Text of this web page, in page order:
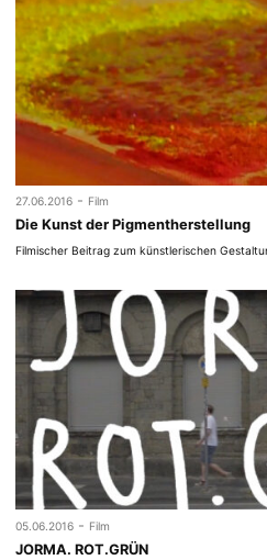
27.06.2016 - Film
Die Kunst der Pigmentherstellung
Filmischer Beitrag zum künstlerischen
05.06.2016 - Film
JORMA. ROT.GRÜN